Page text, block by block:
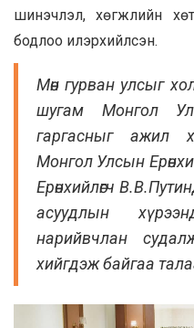
шинэчлэл, хөгжлийн
бодлоо илэрхийлсэн.
Мөн гурван улсыг
шугам Монгол
гаргасныг ажил
Монгол Улсын
Ерөнхийлөгч
асуудлын
нарийвчлан
хийгдэж байгаа